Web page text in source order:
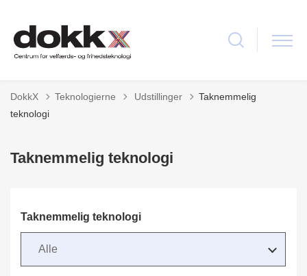
DokkX Teknologierne Tilbage til
Udstillinger
Taknemmelig
teknologi
Taknemmelig teknologi
Taknemmelig teknologi